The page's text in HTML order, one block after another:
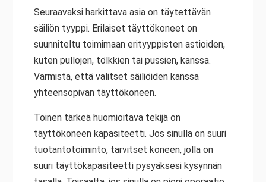
Seuraavaksi harkittava asia on täytettävän
säiliön tyyppi. Erilaiset täyttökoneet on
suunniteltu toimimaan erityyppisten astioiden,
kuten pullojen, tölkkien tai pussien, kanssa.
Varmista, että valitset säiliöiden kanssa
yhteensopivan täyttökoneen.
Toinen tärkeä huomioitava tekijä on
täyttökoneen kapasiteetti. Jos sinulla on suuri
tuotantotoiminto, tarvitset koneen, jolla on
suuri täyttökapasiteetti pysyäksesi kysynnän